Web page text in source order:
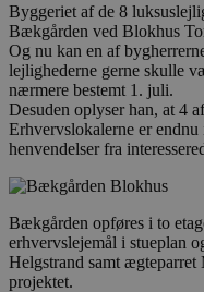
Byggeriet af de 8
Bækgården ved Blokhus
Og nu kan en af
lejlighederne gerne skulle
nærmere bestemt 1. juli.
Desuden oplyser han, at 4
Erhvervslokalerne er
henvendelser fra
Bækgården opføres i to
erhvervslejemål i stueplan
Helgstrand samt
projektet.